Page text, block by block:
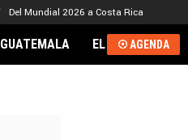
Del Mundial 2026 a Costa Rica
GUATEMALA EL SALVADOR
AGENDA